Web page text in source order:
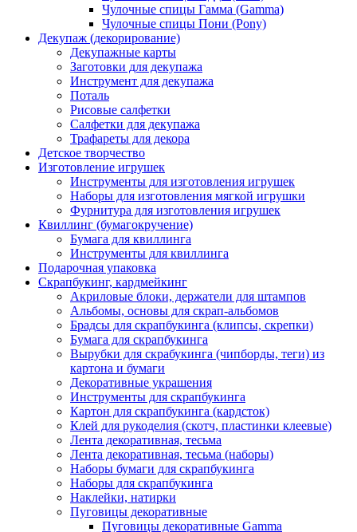
Чулочные спицы Гамма (Gamma)
Чулочные спицы Пони (Pony)
Декупаж (декорирование)
Декупажные карты
Заготовки для декупажа
Инструмент для декупажа
Поталь
Рисовые салфетки
Салфетки для декупажа
Трафареты для декора
Детское творчество
Изготовление игрушек
Инструменты для изготовления игрушек
Наборы для изготовления мягкой игрушки
Фурнитура для изготовления игрушек
Квиллинг (бумагокручение)
Бумага для квиллинга
Инструменты для квиллинга
Подарочная упаковка
Скрапбукинг, кардмейкинг
Акриловые блоки, держатели для штампов
Альбомы, основы для скрап-альбомов
Брадсы для скрапбукинга (клипсы, скрепки)
Бумага для скрапбукинга
Вырубки для скрабукинга (чипборды, теги) из
картона и бумаги
Декоративные украшения
Инструменты для скрапбукинга
Картон для скрапбукинга (кардсток)
Клей для рукоделия (скотч, пластинки клеевые)
Лента декоративная, тесьма
Лента декоративная, тесьма (наборы)
Наборы бумаги для скрапбукинга
Наборы для скрапбукинга
Наклейки, натирки
Пуговицы декоративные
Пуговицы декоративные Gamma